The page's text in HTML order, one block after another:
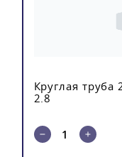
Круглая труба
2.8